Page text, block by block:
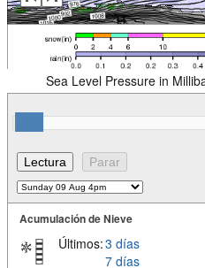
Sea Level Pressure in
Acumulación de Nieve
Últimos:3 días
7 días